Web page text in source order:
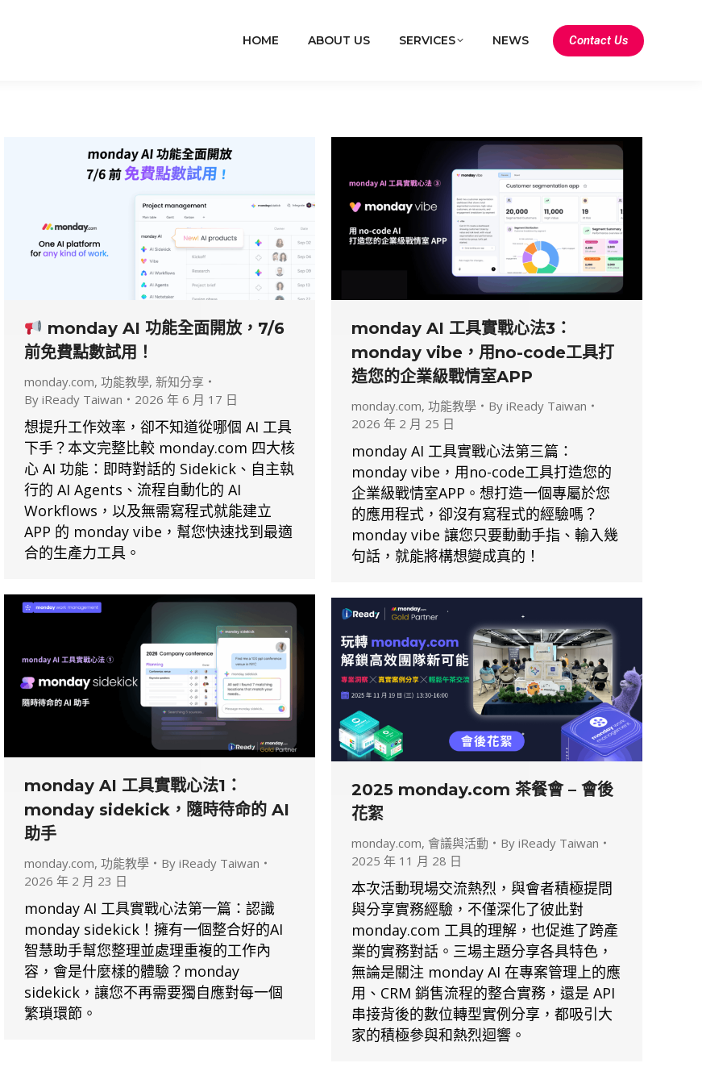
HOME ABOUT US SERVICES NEWS Contact Us
monday AI 功能全面開放，7/6
前免費點數試用！
monday.com, 功能教學, 新知分享
By iReady Taiwan 2026 年 6 月 17 日
想提升工作效率，卻不知道從哪個 AI 工具
下手？本文完整比較 monday.com 四大核
心 AI 功能：即時對話的 Sidekick、自主執
行的 AI Agents、流程自動化的 AI
Workflows，以及無需寫程式就能建立
APP 的 monday vibe，幫您快速找到最適
合的生產力工具。
monday AI 工具實戰心法3：
monday vibe，用no-code工具打
造您的企業級戰情室APP
monday.com, 功能教學 By iReady Taiwan
2026 年 2 月 25 日
monday AI 工具實戰心法第三篇：
monday vibe，用no-code工具打造您的
企業級戰情室APP。想打造一個專屬於您
的應用程式，卻沒有寫程式的經驗嗎？
monday vibe 讓您只要動動手指、輸入幾
句話，就能將構想變成真的！
monday AI 工具實戰心法1：
monday sidekick，隨時待命的 AI
助手
monday.com, 功能教學 By iReady Taiwan
2026 年 2 月 23 日
monday AI 工具實戰心法第一篇：認識
monday sidekick！擁有一個整合好的AI
智慧助手幫您整理並處理重複的工作內
容，會是什麼樣的體驗？monday
sidekick，讓您不再需要獨自應對每一個
繁瑣環節。
2025 monday.com 茶餐會 – 會後
花絮
monday.com, 會議與活動 By iReady Taiwan
2025 年 11 月 28 日
本次活動現場交流熱烈，與會者積極提問
與分享實務經驗，不僅深化了彼此對
monday.com 工具的理解，也促進了跨產
業的實務對話。三場主題分享各具特色，
無論是關注 monday AI 在專案管理上的應
用、CRM 銷售流程的整合實務，還是 API
串接背後的數位轉型實例分享，都吸引大
家的積極參與和熱烈迴響。